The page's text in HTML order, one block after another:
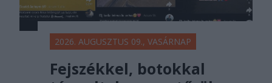
2026. AUGUSZTUS 09., VASÁRNAP
Fejszékkel, botokkal